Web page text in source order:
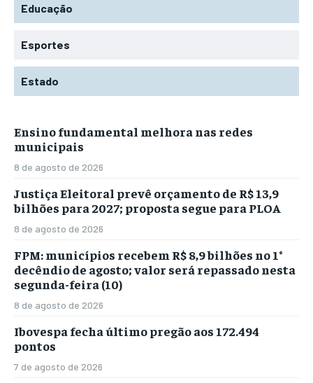
Educação
Esportes
Estado
Ensino fundamental melhora nas redes
municipais
8 de agosto de 2026
Justiça Eleitoral prevê orçamento de R$ 13,9
bilhões para 2027; proposta segue para PLOA
8 de agosto de 2026
FPM: municípios recebem R$ 8,9 bilhões no 1°
decêndio de agosto; valor será repassado nesta
segunda-feira (10)
8 de agosto de 2026
Ibovespa fecha último pregão aos 172.494
pontos
7 de agosto de 2026